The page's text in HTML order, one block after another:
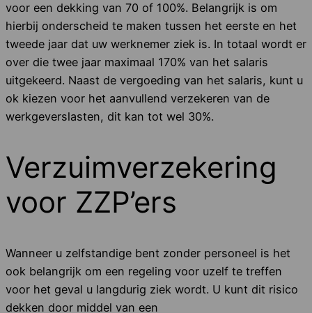
voor een dekking van 70 of 100%. Belangrijk is om
hierbij onderscheid te maken tussen het eerste en het
tweede jaar dat uw werknemer ziek is. In totaal wordt er
over die twee jaar maximaal 170% van het salaris
uitgekeerd. Naast de vergoeding van het salaris, kunt u
ok kiezen voor het aanvullend verzekeren van de
werkgeverslasten, dit kan tot wel 30%.
Verzuimverzekering
voor ZZP’ers
Wanneer u zelfstandige bent zonder personeel is het
ook belangrijk om een regeling voor uzelf te treffen
voor het geval u langdurig ziek wordt. U kunt dit risico
dekken door middel van een